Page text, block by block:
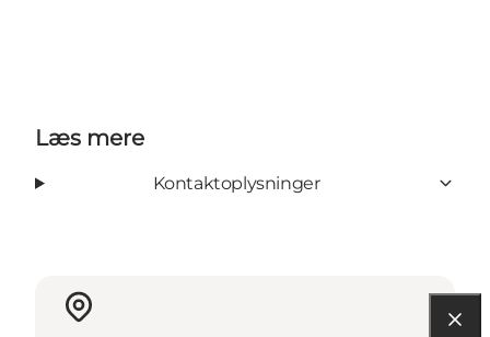
Læs mere
Kontaktoplysninger